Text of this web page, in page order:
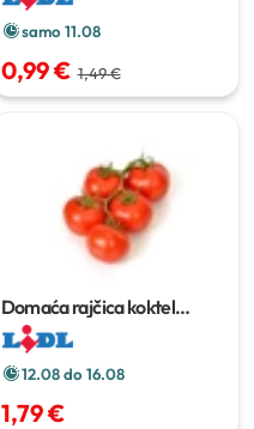
samo 11.08
0,99 € 1,49 €
Domaća rajčica koktel
grappolo
12.08 do 16.08
1,79 €